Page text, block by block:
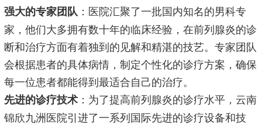
强大的专家团队 ：医院汇聚了一批国内知名的男科专
家，他们大多拥有数十年的临床经验，在前列腺炎的诊
断和治疗方面有着独到的见解和精湛的技艺。专家团队
会根据患者的具体病情，制定个性化的诊疗方案，确保
每一位患者都能得到最适合自己的治疗。
先进的诊疗技术 ：为了提高前列腺炎的诊疗水平，云南
锦欣九洲医院引进了一系列国际先进的诊疗设备和技